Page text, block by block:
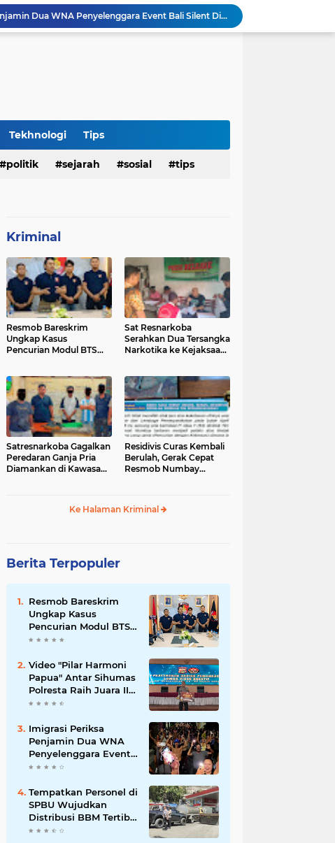
Imigrasi Periksa Penjamin Dua WNA Penyelenggara Event Bali Silent Disco
Polres Pasuruan Tegaskan Komitmen Penegakan Disiplin, Propam Dalami Dugaan Pelanggaran Anggota
25 WN Vietnam Dipulangkan dari Indonesia, Rudenim Tanjungpinang Pastikan Proses Sesuai Prosedur
Jenazah Kelima Korban KM Mutiara Sentosa II
Tekhnologi Tips
politik sejarah sosial tips
Kriminal
Resmob Bareskrim
Ungkap Kasus
Pencurian Modul BTS
Sat Resnarkoba
Serahkan Dua Tersangka
Narkotika ke Kejaksaan
‎Satresnarkoba Gagalkan
Peredaran Ganja Pria
Diamankan di Kawasan
‎Residivis Curas Kembali
Berulah, Gerak Cepat
Resmob Numbay
Ke Halaman Kriminal
Berita Terpopuler
Resmob Bareskrim
Ungkap Kasus
Pencurian Modul BTS
Senilai Rp.60 Miliar,
Video "Pilar Harmoni
Papua" Antar Sihumas
Polresta Raih Juara II
Lomba Video Kreatif
80
Imigrasi Periksa
Penjamin Dua WNA
Penyelenggara Event
Bali Silent Disco
‎Tempatkan Personel di
SPBU Wujudkan
Distribusi BBM Tertib
Hadirkan Kenyamanan